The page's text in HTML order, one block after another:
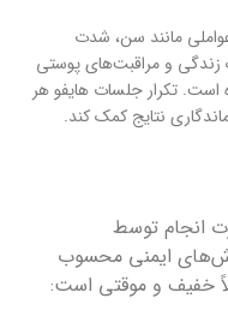
عواملی مانند سن، شدت
و مراقبت‌های پوستی
دارد و معمولاً بین ۹ تا ۱۲ ماه است. تکرار جلسات هایفو هر
انجام توسط
ایمنی محسوب
خفیف و موقتی است: